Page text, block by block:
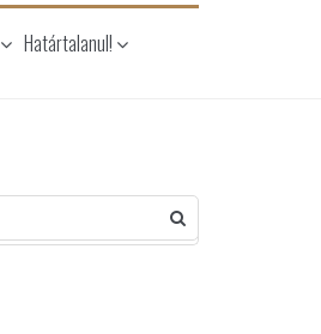
Határtalanul!